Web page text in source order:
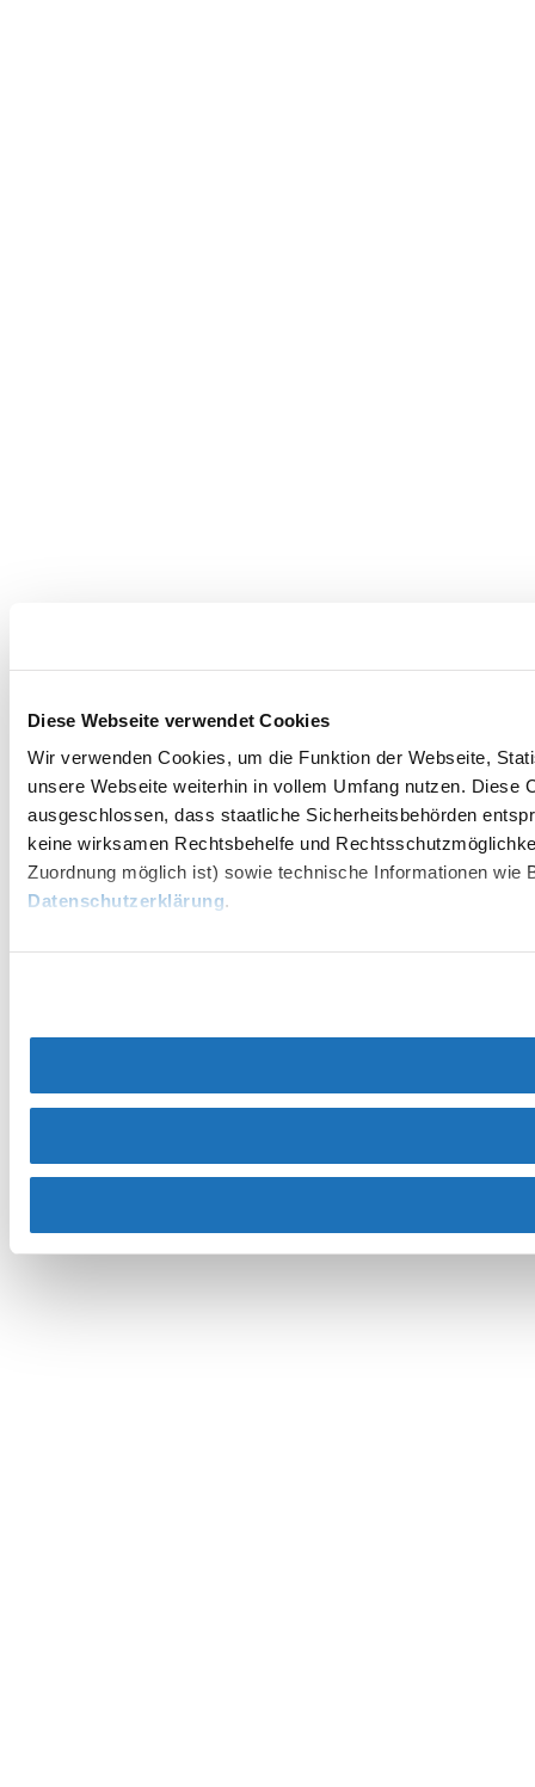
Diese Webseite verwendet Cookies
Wir verwenden Cookies, um die Funktion der Webseite,
unsere Webseite weiterhin in vollem Umfang nutzen.
ausgeschlossen, dass staatliche Sicherheitsbehörden
keine wirksamen Rechtsbehelfe und
Zuordnung möglich ist) sowie technische Informationen
Datenschutzerklärung.